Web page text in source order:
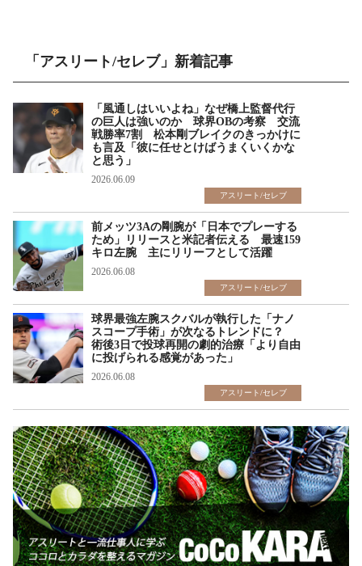
「アスリート/セレブ」新着記事
「風通しはいいよね」なぜ橋上監督代行
の巨人は強いのか 球界OBの考察 交流
戦勝率7割 松本剛ブレイクのきっかけに
も言及「彼に任せとけばうまくいくかな
と思う」
2026.06.09
アスリート/セレブ
前メッツ3Aの剛腕が「日本でプレーする
ため」リリースと米記者伝える 最速159
キロ左腕 主にリリーフとして活躍
2026.06.08
アスリート/セレブ
球界最強左腕スクバルが執行した「ナノ
スコープ手術」が次なるトレンドに？
術後3日で投球再開の劇的治療「より自由
に投げられる感覚があった」
2026.06.08
アスリート/セレブ